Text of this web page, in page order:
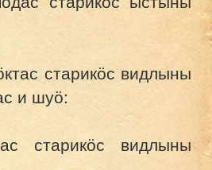
старикӧс видлыны
и шуӧ:
старикӧс видлыны